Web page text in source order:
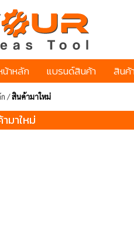
น้าหลัก แบรนด์สินค้า สินค้
/สินค้ามาใหม่
มาใหม่